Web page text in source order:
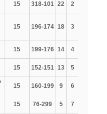
15 318-101 22
2
15 196-174 18 3
15 199-176 14
4
15 152-151 13
5
15 160-199 9
6
15 76-299 5
7